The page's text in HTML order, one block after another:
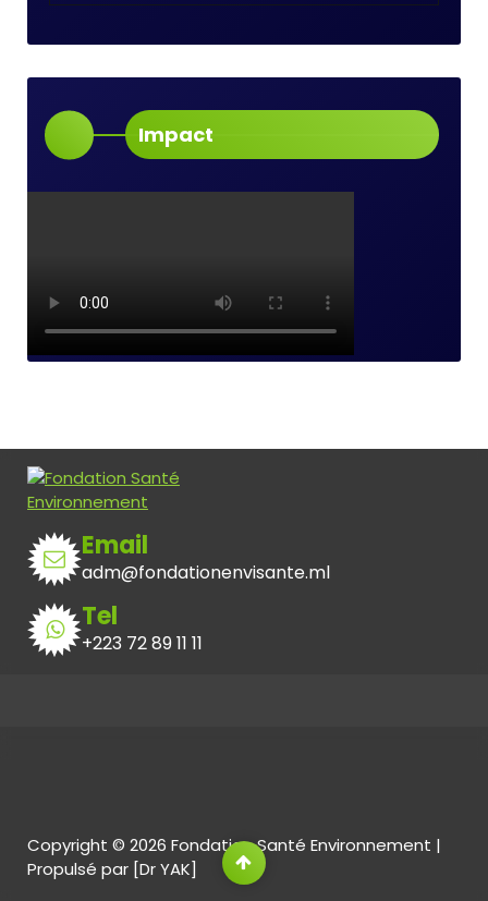
Impact
Email
adm@fondationenvisante.ml
Tel
+223 72 89 11 11
Copyright © 2026 Fondation Santé Environnement |
Propulsé par [Dr YAK]